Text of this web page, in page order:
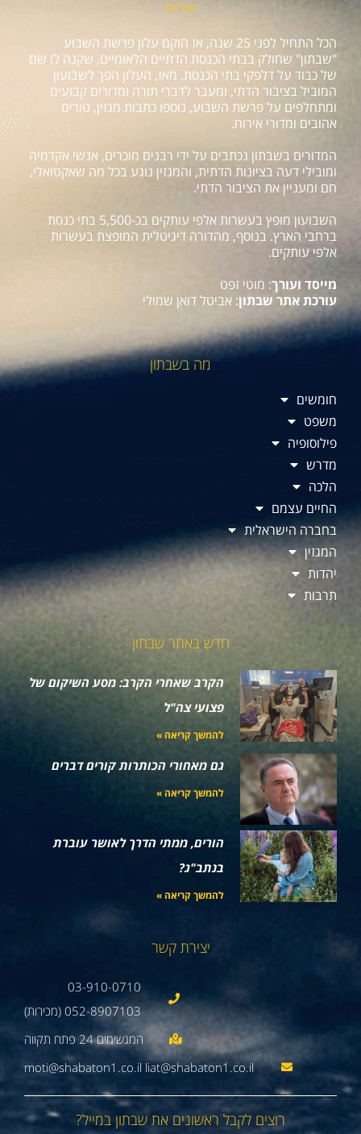
אודות
הכל התחיל לפני 25 שנה, אז הוקם עלון פרשת השבוע
"שבתון" שחולק בבתי הכנסת הדתיים הלאומיים, שקנה לו שם
של כבוד על דלפקי בתי הכנסת. מאז, העלון הפך לשבועון
המוביל בציבור הדתי, ומעבר לדברי תורה ומדורים קבועים
ומתחלפים על פרשת השבוע, נוספו כתבות מגזין, טורים
אהובים ומדורי אירוח.
המדורים בשבתון נכתבים על ידי רבנים מוכרים, אנשי אקדמיה
ומובילי דעה בציונות הדתית, והמגזין נוגע בכל מה שאקטואלי,
חם ומעניין את הציבור הדתי.
השבועון מופץ בעשרות אלפי עותקים בכ-5,500 בתי כנסת
ברחבי הארץ. בנוסף, מהדורה דיגיטלית המופצת בעשרות
אלפי עותקים.
מייסד ועורך: מוטי זפט
עורכת אתר שבתון: אביטל דואן שמולי
מה בשבתון
חומשים
משפט
פילוסופיה
מדרש
הלכה
החיים עצמם
בחברה הישראלית
המגזין
יהדות
תרבות
חדש באתר שבתון
הקרב שאחרי הקרב: מסע השיקום של
פצועי צה"ל
להמשך קריאה »
גם מאחורי הכותרות קורים דברים
להמשך קריאה »
הורים, ממתי הדרך לאושר עוברת
בנתב"ג?
להמשך קריאה »
יצירת קשר
03-910-0710
052-8907103 (מכירות)
moti@shabaton1.co.il liat@shabaton1.co.il
רוצים לקבל ראשונים את שבתון במייל?